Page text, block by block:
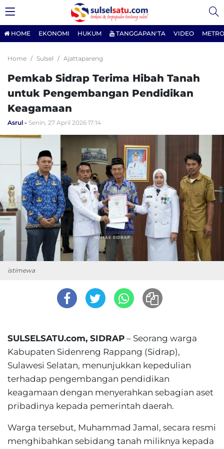
HOME EKONOMI HUKUM TANGGAPAN'TA VIDEO
Home Sulsel Ajattapareng
Pemkab Sidrap Terima Hibah Tanah
untuk Pengembangan Pendidikan
Keagamaan
Asrul Senin, 27 April 2026 17:14
istimewa
SULSELSATU.com, SIDRAP – Seorang warga
Kabupaten Sidenreng Rappang (Sidrap),
Sulawesi Selatan, menunjukkan kepedulian
terhadap pengembangan pendidikan
keagamaan dengan menyerahkan sebagian aset
pribadinya kepada pemerintah daerah.
Warga tersebut, Muhammad Jamal, secara resmi
menghibahkan sebidang tanah miliknya kepada